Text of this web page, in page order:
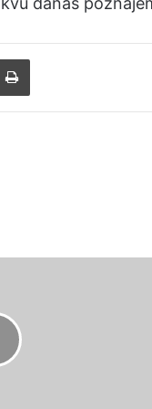
e-pošte Ispis